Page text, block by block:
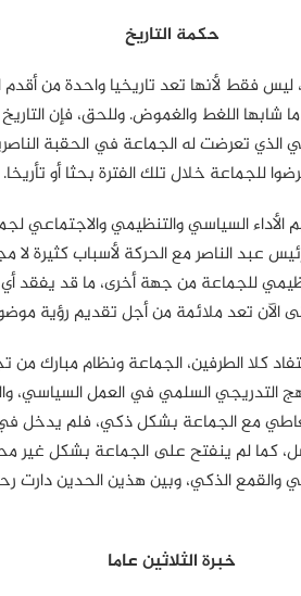
حكمة التاريخ
فقط لأنها تعد تاريخيا واحدة من أقدم
شابها اللغط والغموض. وللحق، فإن
الذي تعرضت له الجماعة في الحقبة
للجماعة خلال تلك الفترة بحثا أو تأريخا.
الأداء السياسي والتنظيمي والاجتماعي
عبد الناصر مع الحركة لأسباب كثيرة
للجماعة من جهة أخرى، ما قد يفقد
الآن تعد ملائمة من أجل تقديم رؤية
كلا الطرفين، الجماعة ونظام مبارك من
التدريجي السلمي في العمل السياسي،
مع الجماعة بشكل ذكي، فلم يدخل
كما لم ينفتح على الجماعة بشكل غير
والقمع الذكي، وبين هذين الحدين دارت
خبرة الثلاثين عاما